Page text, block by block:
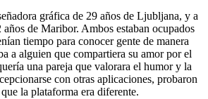
gráfica de 29 años de Ljubljana, y a
de Maribor. Ambos estaban ocupados
tiempo para conocer gente de manera
a alguien que compartiera su amor por el
una pareja que valorara el humor y la
con otras aplicaciones, probaron
la plataforma era diferente.